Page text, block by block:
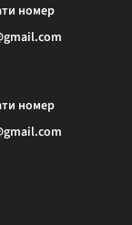
номер
номер